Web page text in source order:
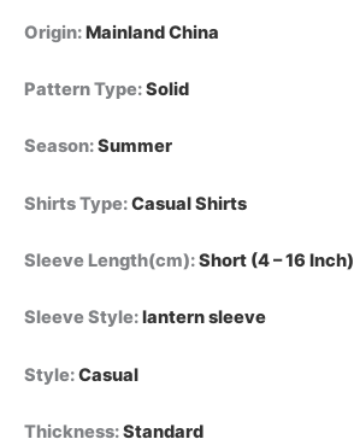
Origin:Mainland China
Pattern Type:Solid
Season:Summer
Shirts Type:Casual Shirts
Sleeve Length(cm):Short (4 – 16 Inch)
Sleeve Style: lantern sleeve
Style:Casual
Thickness:Standard